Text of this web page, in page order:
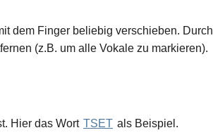
dem Finger beliebig verschieben. Durch
(z.B. um alle Vokale zu markieren).
Hier das Wort TSET als Beispiel.